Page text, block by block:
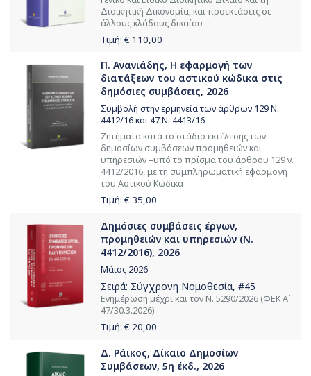
Διοικητική Δικονομία, και προεκτάσεις σε
άλλους κλάδους δικαίου
Τιμή: € 110,00
Π. Ανανιάδης, Η εφαρμογή των
διατάξεων του αστικού κώδικα στις
δημόσιες συμβάσεις, 2026
Συμβολή στην ερμηνεία των άρθρων 129 Ν.
4412/16 και 47 Ν. 4413/16
Ζητήματα κατά το στάδιο εκτέλεσης των
δημοσίων συμβάσεων προμηθειών και
υπηρεσιών –υπό το πρίσμα του άρθρου 129 ν.
4412/2016, με τη συμπληρωματική εφαρμογή
του Αστικού Κώδικα
Τιμή: € 35,00
Δημόσιες συμβάσεις έργων,
προμηθειών και υπηρεσιών (Ν.
4412/2016), 2026
Μάιος 2026
Σειρά: Σύγχρονη Νομοθεσία, #45
Ενημέρωση μέχρι και τον Ν. 5290/2026 (ΦΕΚ Α΄
47/30.3.2026)
Τιμή: € 20,00
Δ. Ράικος, Δίκαιο Δημοσίων
Συμβάσεων, 5η έκδ., 2026